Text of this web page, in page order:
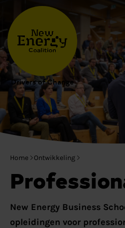
Drivers of Change
Home Ontwikkeling
New Energy Business
opleidingen voor